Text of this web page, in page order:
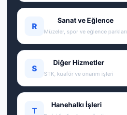
R
Sanat ve Eğlence
Müzeler, spor ve eğlence parkları
S
Diğer Hizmetler
STK, kuaför ve onarım işleri
T
Hanehalkı İşleri